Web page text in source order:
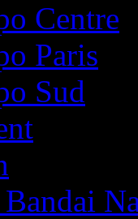
Centre
Paris
Sud